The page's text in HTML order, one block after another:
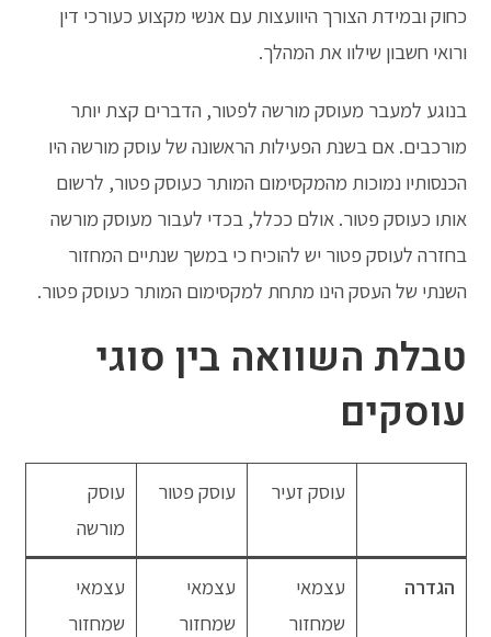
כחוק ובמידת הצורך היוועצות עם אנשי מקצוע כעורכי דין
ורואי חשבון שילוו את המהלך.
בנוגע למעבר מעוסק מורשה לפטור, הדברים קצת יותר
מורכבים. אם בשנת הפעילות הראשונה של עוסק מורשה היו
הכנסותיו נמוכות מהמקסימום המותר כעוסק פטור, לרשום
אותו כעוסק פטור. אולם ככלל, בכדי לעבור מעוסק מורשה
בחזרה לעוסק פטור יש להוכיח כי במשך שנתיים המחזור
השנתי של העסק הינו מתחת למקסימום המותר כעוסק פטור.
טבלת השוואה בין סוגי
עוסקים
עוסק זעיר עוסק פטור
עוסק
מורשה
הגדרה
עצמאי
שמחזור
עצמאי
שמחזור
עצמאי
שמחזור